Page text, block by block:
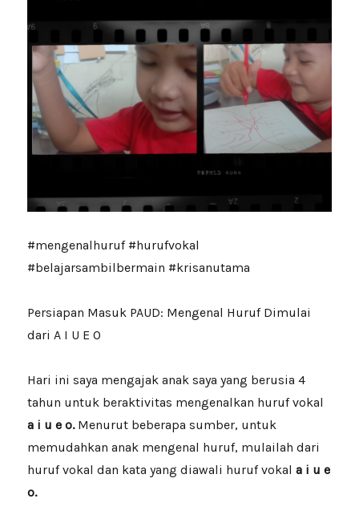
#mengenalhuruf #hurufvokal
#belajarsambilbermain #krisanutama
Persiapan Masuk PAUD: Mengenal Huruf Dimulai
dari A I U E O
Hari ini saya mengajak anak saya yang berusia 4
tahun untuk beraktivitas mengenalkan huruf vokal
a i u e o.Menurut beberapa sumber, untuk
memudahkan anak mengenal huruf, mulailah dari
huruf vokal dan kata yang diawali huruf vokala i u e
o.